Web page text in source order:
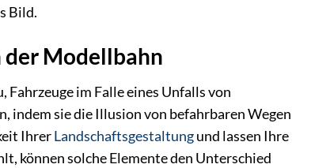
Bild.
der Modellbahn
im Falle eines Unfalls von
indem sie die Illusion von befahrbaren Wegen
IhrerLandschaftsgestaltungund lassen Ihre
können solche Elemente den Unterschied